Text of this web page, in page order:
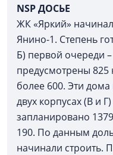
NSP ДОСЬЕ
ЖК «Яркий»
Янино-1. Степень
Б) первой очереди
предусмотрены 825
более 600. Эти
двух корпусах (В и
запланировано
190. По данным
начинали строить.